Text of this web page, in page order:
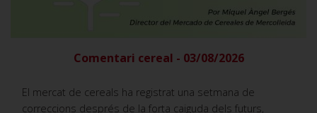
Comentari cereal - 03/08/2026
El mercat de cereals ha registrat una setmana de
correccions després de la forta caiguda dels futurs,